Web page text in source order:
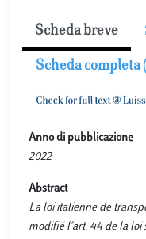
Scheda breve
Scheda completa
Anno di pubblicazione
2022
Abstract
La loi italienne de
modifié l’art. 44 de la loi